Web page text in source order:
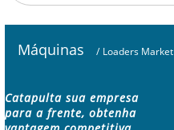
Máquinas / Loaders Market
Catapulta sua empresa
para a frente, obtenha